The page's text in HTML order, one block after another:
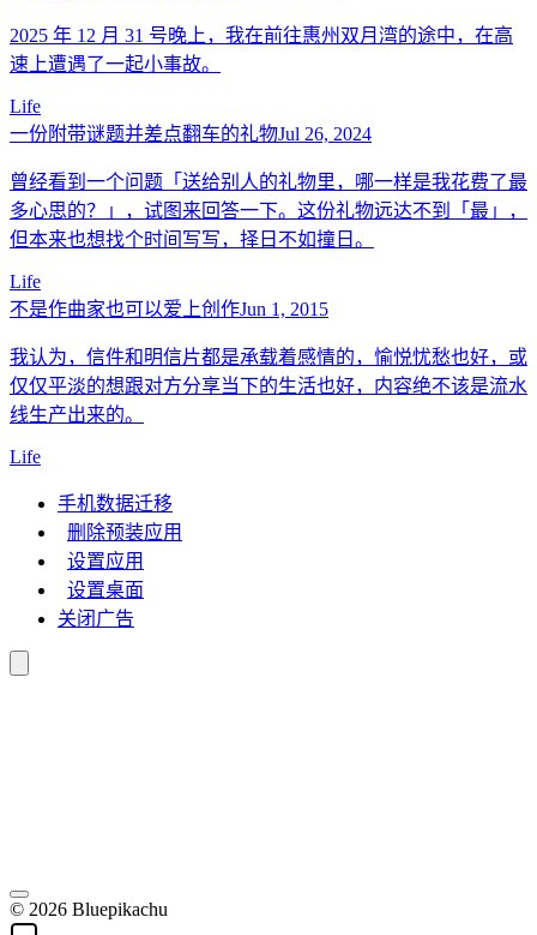
2025 年 12 月 31 号晚上，我在前往惠州双月湾的途中，在高
速上遭遇了一起小事故。
Life
一份附带谜题并差点翻车的礼物Jul 26, 2024
曾经看到一个问题「送给别人的礼物里，哪一样是我花费了最
多心思的？」，试图来回答一下。这份礼物远达不到「最」，
但本来也想找个时间写写，择日不如撞日。
Life
不是作曲家也可以爱上创作Jun 1, 2015
我认为，信件和明信片都是承载着感情的，愉悦忧愁也好，或
仅仅平淡的想跟对方分享当下的生活也好，内容绝不该是流水
线生产出来的。
Life
手机数据迁移
删除预装应用
设置应用
设置桌面
关闭广告
© 2026 Bluepikachu